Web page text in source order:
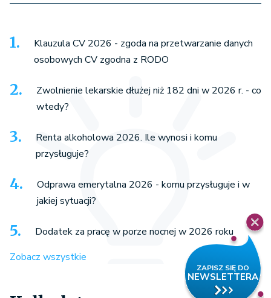
Klauzula CV 2026 - zgoda na przetwarzanie danych
osobowych CV zgodna z RODO
Zwolnienie lekarskie dłużej niż 182 dni w 2026 r. - co
wtedy?
Renta alkoholowa 2026. Ile wynosi i komu
przysługuje?
Odprawa emerytalna 2026 - komu przysługuje i w
jakiej sytuacji?
Dodatek za pracę w porze nocnej w 2026 roku
Zobacz wszystkie